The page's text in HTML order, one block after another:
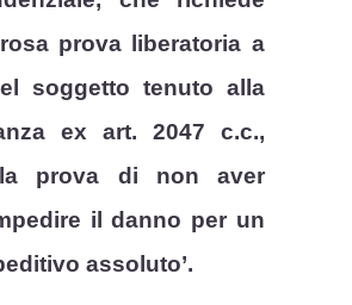
prova liberatoria a
soggetto tenuto alla
ex art. 2047 c.c.,
prova di non aver
il danno per un
assoluto’.